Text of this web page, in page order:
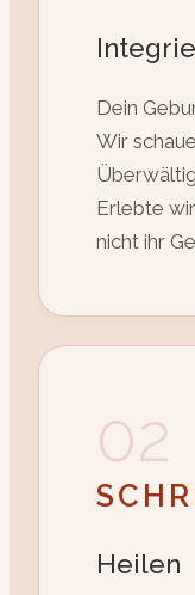
Dein
Wir
Erlebte
nicht ihr
02
Heilen